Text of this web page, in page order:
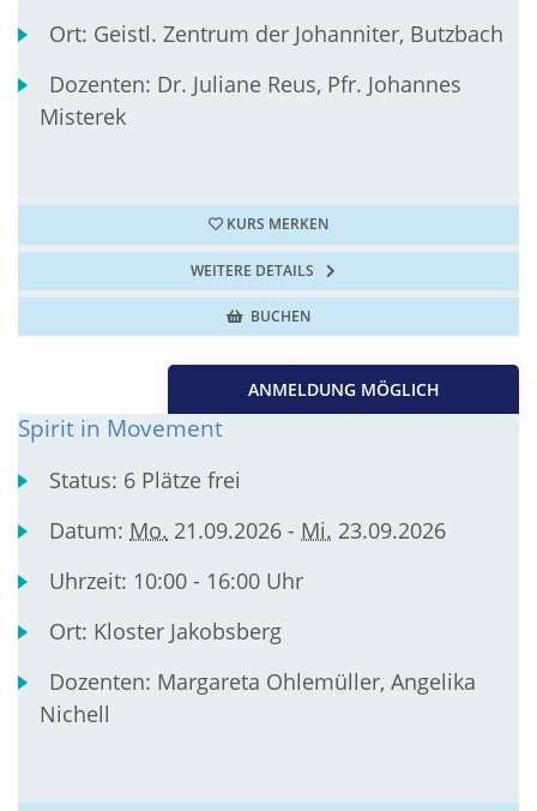
Ort: Geistl. Zentrum der Johanniter, Butzbach
Dozenten: Dr. Juliane Reus, Pfr. Johannes
Misterek
KURS MERKEN
WEITERE DETAILS
BUCHEN
ANMELDUNG MÖGLICH
Spirit in Movement
Status: 6 Plätze frei
Datum: Mo. 21.09.2026 - Mi. 23.09.2026
Uhrzeit: 10:00 - 16:00 Uhr
Ort: Kloster Jakobsberg
Dozenten: Margareta Ohlemüller, Angelika
Nichell